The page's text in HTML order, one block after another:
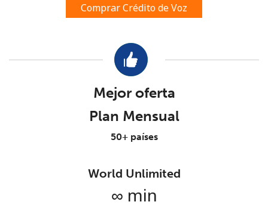
Mínimo 8 caracteres
Una letra mayúscula y una minúscula
Mantente en contacto para recibir nuestras mejores
Al abrir una cuenta en este sitio web, estoy de acuerdo con
Términos y condiciones.
Comprar Crédito de Voz
Mejor oferta
Plan Mensual
50+ países
World Unlimited
∞ min